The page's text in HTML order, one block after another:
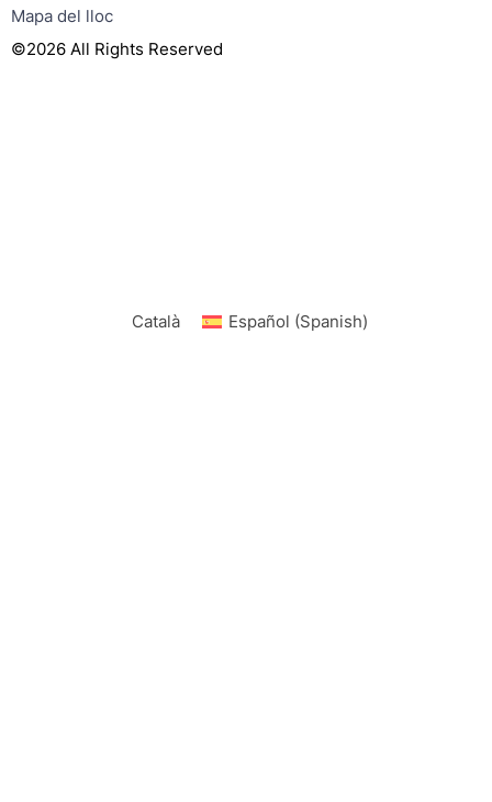
Mapa del lloc
©2026 All Rights Reserved
Català Español (Spanish)